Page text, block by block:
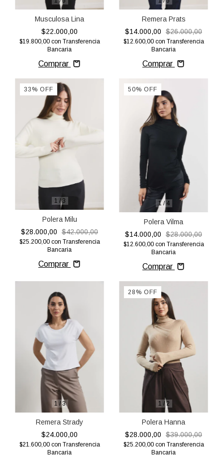
Musculosa Lina
$22.000,00
$19.800,00 con Transferencia
Bancaria
Comprar
Remera Prats
$14.000,00
$26.000,00
$12.600,00 con Transferencia
Bancaria
Comprar
1 /3
33 % OFF
Polera Milu
$28.000,00
$42.000,00
$25.200,00 con Transferencia
Bancaria
Comprar
1/4
50% OFF
Polera Vilma
$14.000,00
$28.000,00
$12.600,00 con Transferencia
Bancaria
Comprar
1 / 3
Remera Strady
$24.000,00
$21.600,00 con Transferencia
Bancaria
1 /2
28 % OFF
Polera Hanna
$28.000,00
$39.000,00
$25.200,00 con Transferencia
Bancaria